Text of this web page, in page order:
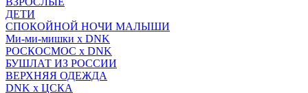
ДЕТИ
СПОКОЙНОЙ НОЧИ МАЛЫШИ
Ми-ми-мишки x DNK
РОСКОСМОС x DNK
БУШЛАТ ИЗ РОССИИ
ВЕРХНЯЯ ОДЕЖДА
DNK x ЦСКА